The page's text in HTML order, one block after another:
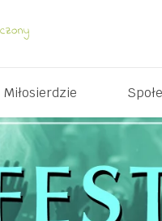
Miłosierdzie